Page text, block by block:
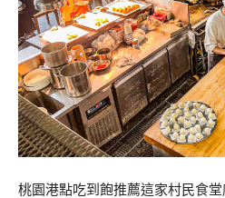
桃園港點吃到飽推薦這家村民食